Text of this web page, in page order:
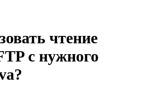
чтение
с нужного